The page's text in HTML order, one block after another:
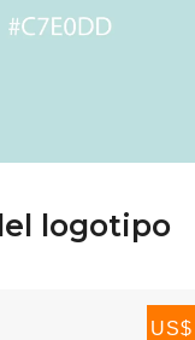
logotipo
US$